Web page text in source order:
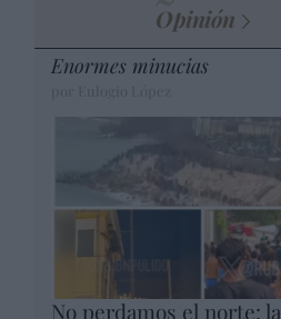
Opinión
Enormes minucias
No perdamos el norte: la